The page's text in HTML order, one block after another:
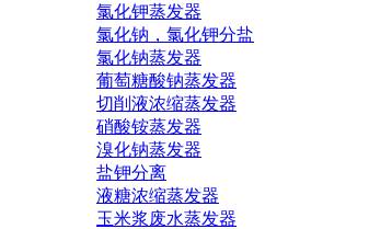
氯化钾蒸发器
氯化钠，氯化钾分盐
氯化钠蒸发器
葡萄糖酸钠蒸发器
切削液浓缩蒸发器
硝酸铵蒸发器
溴化钠蒸发器
盐钾分离
液糖浓缩蒸发器
玉米浆废水蒸发器